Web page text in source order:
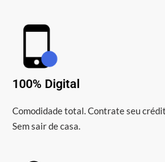
100% Digital
Comodidade total. Contrate seu
Sem sair de casa.